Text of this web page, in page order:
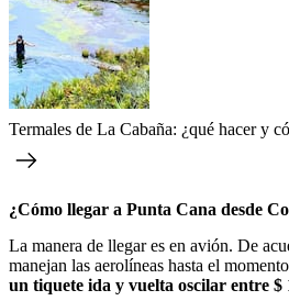
Termales de La Cabaña: ¿qué hacer y
¿Cómo llegar a Punta Cana desde
La manera de llegar es en avión. De
manejan las aerolíneas hasta el
un tiquete ida y vuelta oscilar entre $